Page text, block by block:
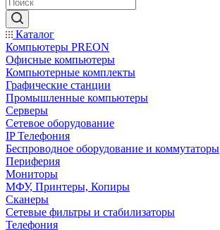
Каталог
Компьютеры PREON
Офисные компьютеры
Компьютерные комплекты
Графические станции
Промышленные компьютеры
Серверы
Сетевое оборудование
IP Телефония
Беспроводное оборудование и коммутаторы
Периферия
Мониторы
МФУ, Принтеры, Копиры
Сканеры
Сетевые фильтры и стабилизаторы
Телефония